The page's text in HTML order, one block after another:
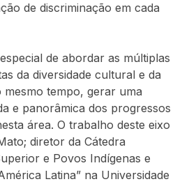
de discriminação em cada
de abordar as múltiplas
da diversidade cultural e da
tempo, gerar uma
e panorâmica dos progressos
área. O trabalho deste eixo
diretor da Cátedra
e Povos Indígenas e
Latina” na Universidade